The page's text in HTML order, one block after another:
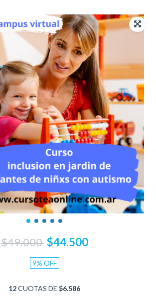
$49.000 $44.500
9% OFF
12CUOTAS DE $6.586